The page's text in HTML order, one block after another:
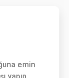
emin